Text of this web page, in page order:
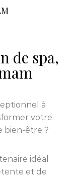
de spa,
à
votre
bien-être ?
idéal
et de